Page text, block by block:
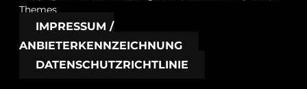
Themes
IMPRESSUM /
ANBIETERKENNZEICHNUNG
DATENSCHUTZRICHTLINIE